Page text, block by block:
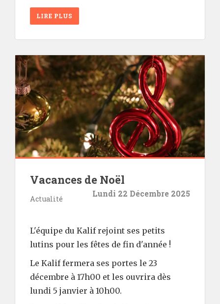
LIRE PLUS
Vacances de Noël
Actualité
Lundi 22 Décembre 2025
L'équipe du Kalif rejoint ses petits
lutins pour les fêtes de fin d'année !
Le Kalif fermera ses portes le 23
décembre à 17h00 et les ouvrira dès
lundi 5 janvier à 10h00.